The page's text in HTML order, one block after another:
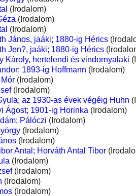
(Irodalom)
(Irodalom)
(Irodalom)
János, jaáki; 1880-ig Hérics
Jen?, jaáki; 1880-ig Hérics
Károly, hertelendi és vindornyalaki
1893-ig Hoffmann (Irodalom)
(Irodalom)
(Irodalom)
az 1930-as évek végéig Huhn
Ágost; 1901-ig Horinka (Irodalom)
Pálóczi (Irodalom)
(Irodalom)
(Irodalom)
Antal; Horváth Antal Tibor
(Irodalom)
(Irodalom)
(Irodalom)
(Irodalom)